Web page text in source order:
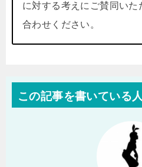
に対する考えにご賛同いた
合わせください。
この記事を書いている人